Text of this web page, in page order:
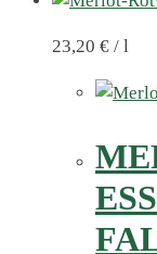
23,20 € / l